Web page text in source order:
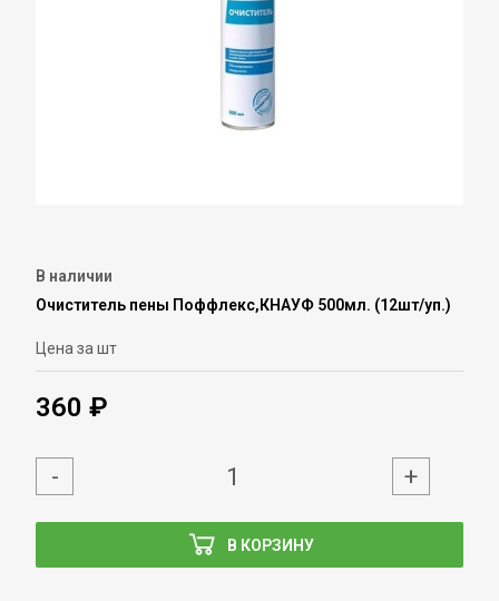
В наличии
Очиститель пены Поффлекс,КНАУФ 500мл. (12шт/уп.)
Цена за шт
360 ₽
В КОРЗИНУ
- +